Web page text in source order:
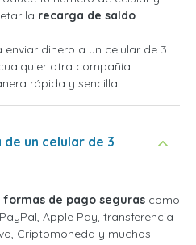
la recarga de saldo.
dinero a un celular de 3
otra compañía
rápida y sencilla.
un celular de 3
formas de pago seguras como
Apple Pay, transferencia
Criptomoneda y muchos